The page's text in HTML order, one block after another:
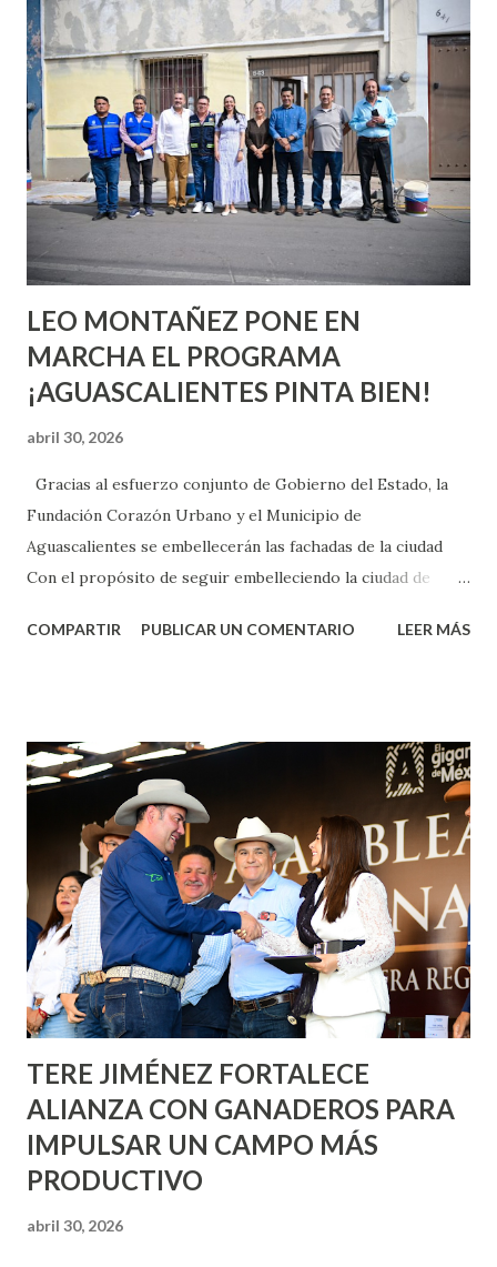
conoces ni la mitad de lo que deberías saber. Pero incluso
quienes ya han tenido relaciones sexuales no son expertos
o expertas en el tema. Siempre hay algo nuevo que
aprender y nuevas experiencias que conocer. Si eres una
chica y aún no has tenido relaciones sexuales, tal vez
pienses que el sexo será increíble y no puedas esperar para
experimentarlo, pero como cualquier persona con
experiencia te dirá, siempre es mejor cuando ambas partes
son suficientemen...
LEO MONTAÑEZ PONE EN
MARCHA EL PROGRAMA
¡AGUASCALIENTES PINTA BIEN!
abril 30, 2026
Gracias al esfuerzo conjunto de Gobierno del Estado, la
Fundación Corazón Urbano y el Municipio de
Aguascalientes se embellecerán las fachadas de la ciudad
Con el propósito de seguir embelleciendo la ciudad de
municipal, Leo Montañez dio inicio al programa
Corazón Urbano y el Municipio capital. Leo Montañez
informó que en este programa se usarán cerca de 90 mil
metros cuadrados de pintura, para dar inicio en la calle
Nieto, entre Jesús F. Elizondo y la calle 22 de Octubre, con
lo que se aplicará pintura en 66 casas. Posteriormente se
llevará este programa a Villas de Nuestra Señora de la
Asunción, Avenida Alameda y Decreto 27 de Septiembre, en
los edificios FOVISSSTE Ojo de Agua, en la comunidad
Norias de Paso Hondo y en los edificios de...
COMPARTIR PUBLICAR UN COMENTARIO LEER MÁS
TERE JIMÉNEZ FORTALECE
ALIANZA CON GANADEROS PARA
IMPULSAR UN CAMPO MÁS
PRODUCTIVO
abril 30, 2026